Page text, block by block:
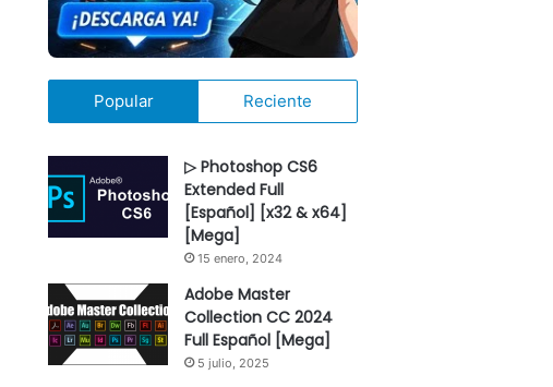
Popular Reciente
▷ Photoshop CS6
Extended Full
[Español] [x32 & x64]
[Mega]
15 enero, 2024
Adobe Master
Collection CC 2024
Full Español [Mega]
5 julio, 2025